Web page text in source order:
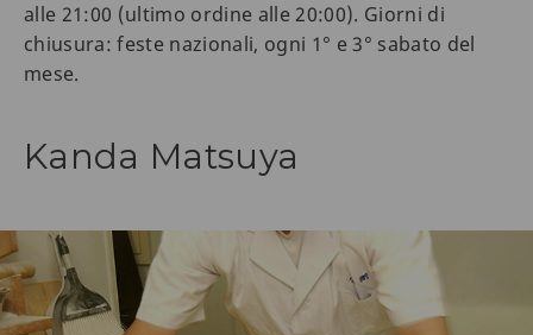
alle 21:00 (ultimo ordine alle 20:00). Giorni di
chiusura: feste nazionali, ogni 1° e 3° sabato del
mese.
Kanda Matsuya